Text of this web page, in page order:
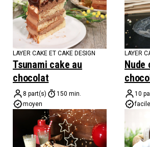
LAYER CAKE ET CAKE DESIGN
Tsunami cake au
chocolat
8 part(s)
150 min.
moyen
LAYER
Nude
10
facile